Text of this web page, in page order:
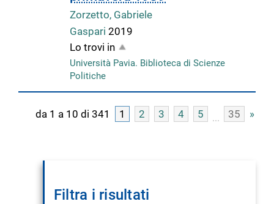
Zorzetto, Gabriele
Gaspari2019
Lo trovi in
Università Pavia. Biblioteca di Scienze
Politiche
da 1 a 10 di 341 1 2 3 4 5 35 »
Filtra i risultati